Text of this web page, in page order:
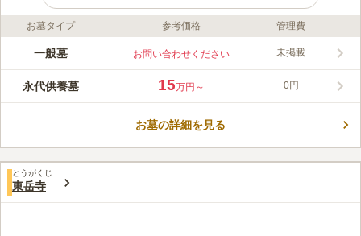
ライフドット編集部のコメント
足立区内に僅か二ヶ寺しかない時宗のお寺の一つで、総本山は神
(切妻造棧瓦葺四脚門)は、足立区有形文化財に登録されている
「足立区内最古(江戸時代初期)」の木造建築物です。 墓所には一
納骨供養施設もあり、多様なニーズに応じて埋葬方法をお選びい
この霊園はまだ誰からも評価されていません。
お墓タイプ 参考価格 管理費
一般墓 お問い合わせください 未掲載
永代供養墓 15万円～ 0円
お墓の詳細を見る
とうがくじ
東岳寺